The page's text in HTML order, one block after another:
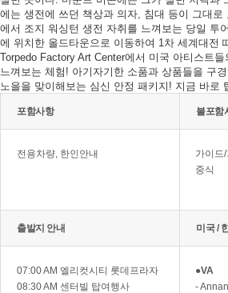
에는 생전에 쓰던 책상과 의자, 침대 등이 그대로
에서 조지 워싱턴 생전 자취를 느껴보는 당일 투
에 위치한 올드타운으로 이동하여 1차 세계대전
Torpedo Factory Art Center에서 미국 아티스트
느껴보는 체험! 아기자기한 소품과 상품들을 구
노을을 맞이해보는 심신 안정 패키지! 지금 바로
포함사항
전용차량, 한인안내
불포함
가이드
중식
출발지 안내
07:00 AM 엘리컷시티 롯데프라자
08:30 AM 센터빌 탑여행사
미국 /
●VA
-